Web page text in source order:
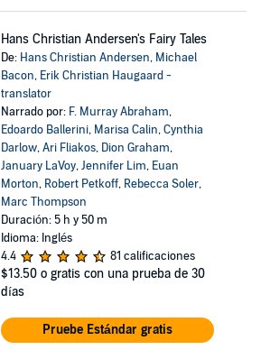
Hans Christian Andersen's Fairy Tales
De: Hans Christian Andersen, Michael
Bacon, Erik Christian Haugaard -
translator
Narrado por: F. Murray Abraham,
Edoardo Ballerini, Marisa Calin,Cynthia
Darlow,Ari Fliakos, Dion Graham,
January LaVoy,Jennifer Lim, Euan
Morton, Robert Petkoff, Rebecca Soler,
Marc Thompson
Duración: 5 h y 50 m
Idioma: Inglés
4.4
81 calificaciones
$13.50 o gratis con una prueba de 30
días
Pruebe Estándar gratis